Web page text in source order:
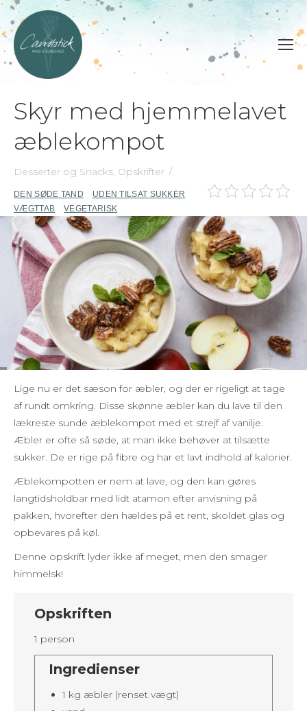
Skyr med hjemmelavet
æblekompot
Desserter og Snacks, Opskrifter
DEN SØDE TAND
UDEN TILSAT SUKKER
VÆGTTAB
VEGETARISK
Lige nu er det sæson for æbler, og der er rigeligt at tage
af rundt omkring. Disse skønne æbler kan du lave til den
lækreste sunde æblekompot med et strejf af vanilje.
Æbler er ofte så søde, at man ikke behøver at tilsætte
sukker. De er rige på fibre og har et lavt indhold af kalorier.
Æblekompotten er nem at lave, og den kan gøres
langtidsholdbar med lidt atamon efter anvisning på
pakken, hvorefter den hældes på et rent, skoldet glas og
opbevares på køl.
Denne opskrift lyder ikke af meget, men den smager
himmelsk!
Opskriften
1 person
Ingredienser
1 kg æbler (renset vægt)